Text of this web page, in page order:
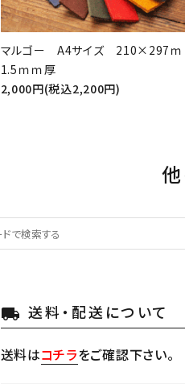
マルゴー A4サイズ 210×297
1.5ｍｍ厚
2,000円(税込2,200円)
local_shipping 送料・配送について
送料はコチラをご確認下さい。